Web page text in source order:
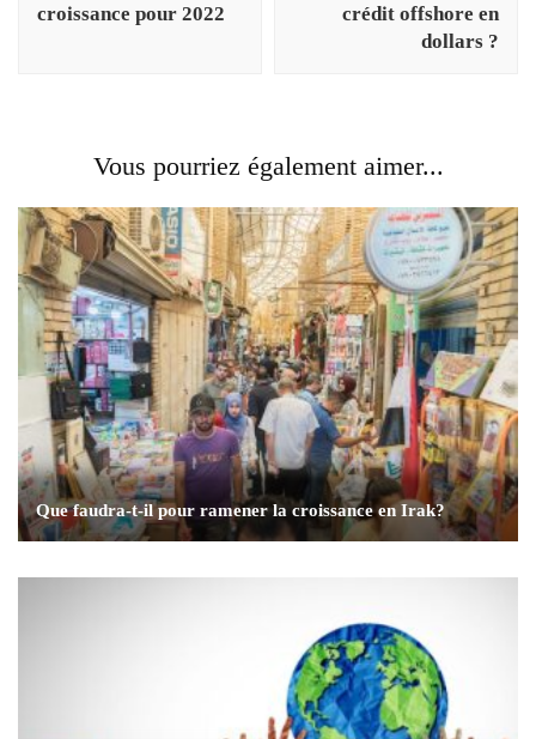
croissance pour 2022
crédit offshore en
dollars ?
Vous pourriez également aimer...
Que faudra-t-il pour ramener la croissance en Irak?